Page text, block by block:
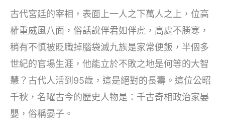
古代宮廷的宰相，表面上一人之下萬人之上，位高
權重威風八面，俗話說伴君如伴虎，高處不勝寒，
稍有不慎被貶職掉腦袋滅九族是家常便飯，半個多
世紀的官場生涯，他能立於不敗之地是何等的大智
慧？古代人活到95歲，這是絕對的長壽。這位公昭
千秋，名曜古今的歷史人物是：千古奇相政治家晏
嬰，俗稱晏子。